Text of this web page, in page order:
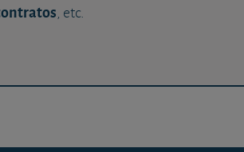
, etc.